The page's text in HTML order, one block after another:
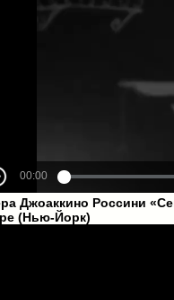
Джоаккино Россини
(Нью-Йорк)